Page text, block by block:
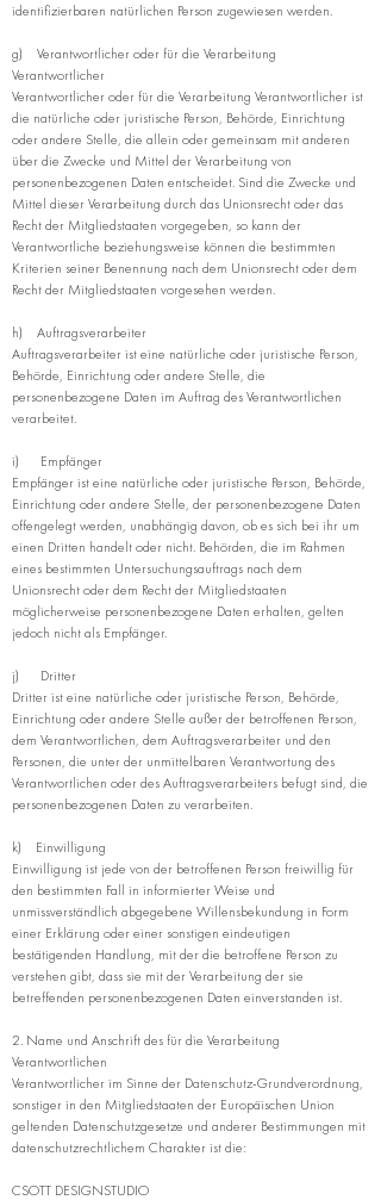
identifizierbaren natürlichen Person zugewiesen werden.
g) Verantwortlicher oder für die Verarbeitung
Verantwortlicher
Verantwortlicher oder für die Verarbeitung Verantwortlicher ist
die natürliche oder juristische Person, Behörde, Einrichtung
oder andere Stelle, die allein oder gemeinsam mit anderen
über die Zwecke und Mittel der Verarbeitung von
personenbezogenen Daten entscheidet. Sind die Zwecke und
Mittel dieser Verarbeitung durch das Unionsrecht oder das
Recht der Mitgliedstaaten vorgegeben, so kann der
Verantwortliche beziehungsweise können die bestimmten
Kriterien seiner Benennung nach dem Unionsrecht oder dem
Recht der Mitgliedstaaten vorgesehen werden.
h) Auftragsverarbeiter
Auftragsverarbeiter ist eine natürliche oder juristische Person,
Behörde, Einrichtung oder andere Stelle, die
personenbezogene Daten im Auftrag des Verantwortlichen
verarbeitet.
i) Empfänger
Empfänger ist eine natürliche oder juristische Person, Behörde,
Einrichtung oder andere Stelle, der personenbezogene Daten
offengelegt werden, unabhängig davon, ob es sich bei ihr um
einen Dritten handelt oder nicht. Behörden, die im Rahmen
eines bestimmten Untersuchungsauftrags nach dem
Unionsrecht oder dem Recht der Mitgliedstaaten
möglicherweise personenbezogene Daten erhalten, gelten
jedoch nicht als Empfänger.
j) Dritter
Dritter ist eine natürliche oder juristische Person, Behörde,
Einrichtung oder andere Stelle außer der betroffenen Person,
dem Verantwortlichen, dem Auftragsverarbeiter und den
Personen, die unter der unmittelbaren Verantwortung des
Verantwortlichen oder des Auftragsverarbeiters befugt sind, die
personenbezogenen Daten zu verarbeiten.
k) Einwilligung
Einwilligung ist jede von der betroffenen Person freiwillig für
den bestimmten Fall in informierter Weise und
unmissverständlich abgegebene Willensbekundung in Form
einer Erklärung oder einer sonstigen eindeutigen
bestätigenden Handlung, mit der die betroffene Person zu
verstehen gibt, dass sie mit der Verarbeitung der sie
betreffenden personenbezogenen Daten einverstanden ist.
2. Name und Anschrift des für die Verarbeitung
Verantwortlichen
Verantwortlicher im Sinne der Datenschutz-Grundverordnung,
sonstiger in den Mitgliedstaaten der Europäischen Union
geltenden Datenschutzgesetze und anderer Bestimmungen mit
datenschutzrechtlichem Charakter ist die:
CSOTT DESIGNSTUDIO